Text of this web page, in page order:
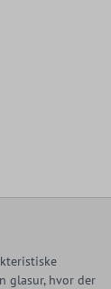
glasur, hvor der